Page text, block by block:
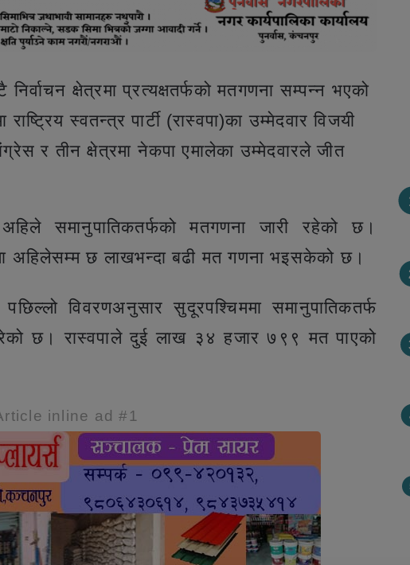
क्षेत्रमा प्रत्यक्षतर्फको मतगणना सम्पन्न भएको
स्वतन्त्र पार्टी (रास्वपा)का उम्मेदवार विजयी
र तीन क्षेत्रमा नेकपा एमालेका उम्मेदवारले जीत
समानुपातिकतर्फको मतगणना जारी रहेको छ।
अहिलेसम्म छ लाखभन्दा बढी मत गणना भइसकेको छ।
विवरणअनुसार सुदूरपश्चिममा समानुपातिकतर्फ
छ। रास्वपाले दुई लाख ३४ हजार ७९९ मत पाएको
inline ad #1